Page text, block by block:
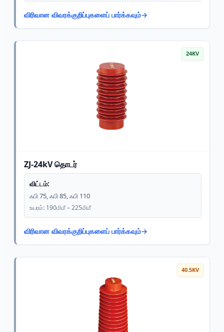
விரிவான விவரக்குறிப்புகளைப் பார்க்கவும்
24KV
ZJ-24kV தொடர்
விட்டம்:
ஃபி 75, ஃபி 85, ஃபி 110
உயரம்: 190மிமீ – 225மிமீ
விரிவான விவரக்குறிப்புகளைப் பார்க்கவும்
40.5KV